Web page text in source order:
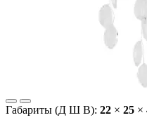
Габариты (Д Ш В): 22 × 25 ×